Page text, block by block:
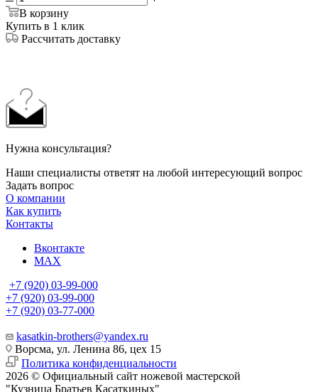
В корзину
Купить в 1 клик
Рассчитать доставку
Нужна консультация?
Наши специалисты ответят на любой интересующий вопрос
Задать вопрос
О компании
Как купить
Контакты
Вконтакте
MAX
+7 (920) 03-99-000
+7 (920) 03-99-000
+7 (920) 03-77-000
kasatkin-brothers@yandex.ru
Ворсма, ул. Ленина 86, цех 15
Политика конфиденциальности
2026 © Официальный сайт ножевой мастерской
"Кузница Братьев Касаткиных"